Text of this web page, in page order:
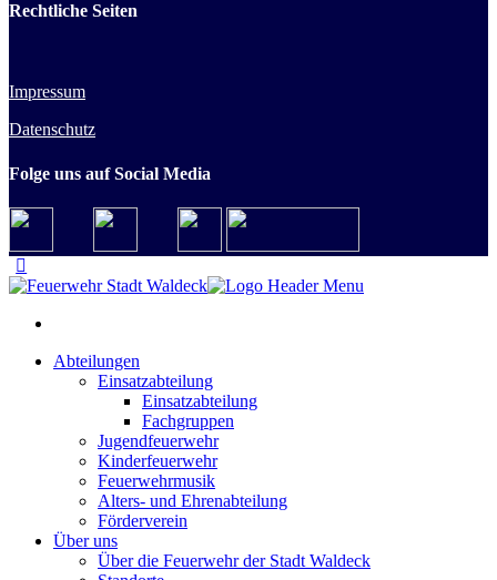
Rechtliche Seiten
Impressum
Datenschutz
Folge uns auf Social Media
Abteilungen
Einsatzabteilung
Einsatzabteilung
Fachgruppen
Jugendfeuerwehr
Kinderfeuerwehr
Feuerwehrmusik
Alters- und Ehrenabteilung
Förderverein
Über uns
Über die Feuerwehr der Stadt Waldeck